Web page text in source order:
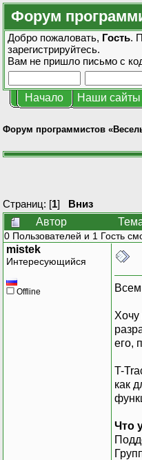
Форум
Добро пожаловать, Гость.
зарегистрируйтесь.
Вам не пришло письмо с
Начало Наши сайты
Форум программистов
Страниц: [1] Вниз
Автор
0 Пользователей и 1 Гость
mistek
Интересующийся
Offline Всем
Хочу
его,
T-
как
Что